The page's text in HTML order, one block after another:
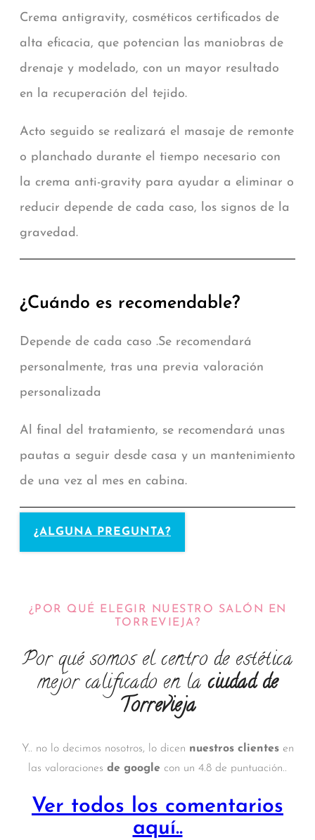
Crema antigravity, cosméticos certificados de
alta eficacia, que potencian las maniobras de
drenaje y modelado, con un mayor resultado
en la recuperación del tejido.
Acto seguido se realizará el masaje de remonte
o planchado durante el tiempo necesario con
la crema anti-gravity para ayudar a eliminar o
reducir depende de cada caso, los signos de la
gravedad.
¿Cuándo es recomendable?
Depende de cada caso .Se recomendará
personalmente, tras una previa valoración
personalizada
Al final del tratamiento, se recomendará unas
pautas a seguir desde casa y un mantenimiento
de una vez al mes en cabina.
¿ALGUNA PREGUNTA?
¿POR QUÉ ELEGIR NUESTRO SALÓN EN
TORREVIEJA?
Por qué somos el centro de estética
mejor calificado en la ciudad de
Torrevieja
Y.. no lo decimos nosotros, lo dicen nuestros clientesen
las valoraciones de google con un 4.8 de puntuación..
Ver todos los comentarios
aquí..